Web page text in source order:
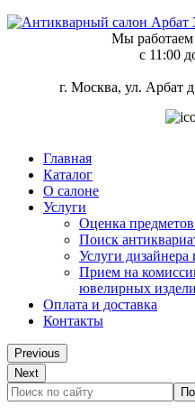
Мы работаем
c 11:00
г. Москва, ул. Арбат
Главная
Каталог
О салоне
Услуги
Оценка предметов
Поиск
Услуги дизайнера
Прием на
ювелирных
Оплата и доставка
Контакты
Previous
Next